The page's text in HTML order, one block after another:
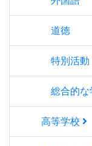
道徳
特別活動
総合的な
高等学校